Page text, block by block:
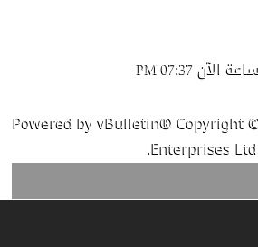
الآن 07:37 PM
Powered by vBulletin® Copyright
Enterprises Ltd.